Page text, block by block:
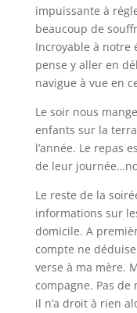
impuissante à
beaucoup de
Incroyable à notre
pense y aller en
navigue à vue en
Le soir nous
enfants sur la
l’année. Le repas
de leur
Le reste de la
informations sur
domicile. A
compte ne
verse à ma mère.
compagne. Pas
il n’a droit à rien